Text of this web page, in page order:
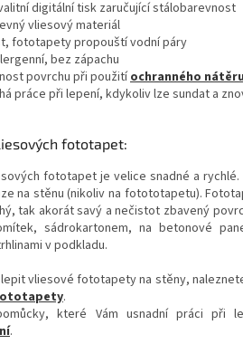
digitální tisk zaručující stálobarevnost
vliesový materiál
fototapety propouští vodní páry
bez zápachu
povrchu při použitíochranného
práce při lepení, kdykoliv lze sundat a
fototapet:
fototapet je velice snadné a
na stěnu (nikoliv na fotototapetu).
tak akorát savý a nečistot zbavený
sádrokartonem, na betonové
v podkladu.
vliesové fototapety na stěny,
.
které Vám usnadní práci
.